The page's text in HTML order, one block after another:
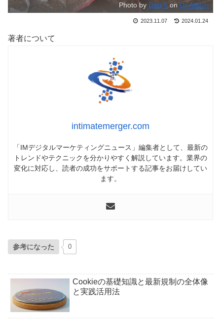
Photo by Dari lli on Unsplash
2023.11.07 2024.01.24
著者について
intimatemerger.com
「IMデジタルマーケティングニュース」編集者として、最新の
トレンドやテクニックを分かりやすく解説しています。業界の
変化に対応し、読者の成功をサポートする記事をお届けしてい
ます。
参考になった 0
Cookieの基礎知識と最新規制の全体像
と実践活用法